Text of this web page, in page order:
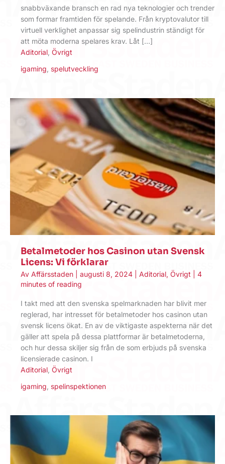
snabbväxande bransch en rad nya teknologier och trender
som formar framtiden för spelande. Från kryptovalutor till
virtuell verklighet anpassar sig spelindustrin ständigt för
att möta moderna spelares krav. Låt […]
Aditorial Övrigt
igaming spelutveckling
Betalmetoder hos Casinon utan Svensk
Licens: Vi förklarar
Av Affärsstaden augusti 8, 2024 Aditorial, Övrigt
4
minutes of reading
I takt med att den svenska spelmarknaden har blivit mer
reglerad, har intresset för betalmetoder hos casinon utan
svensk licens ökat. En av de viktigaste aspekterna när det
gäller att spela på dessa plattformar är betalmetoderna,
och hur dessa skiljer sig från de som erbjuds på svenska
licensierade casinon. I
Aditorial Övrigt
igaming spelinspektionen